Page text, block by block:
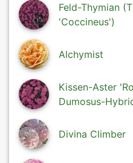
Feld-Thymian
'Coccineus')
Alchymist
Kissen-Aster
Dumosus-
Divina Climber